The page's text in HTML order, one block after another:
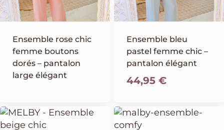
Ensemble rose chic
femme boutons
dorés – pantalon
large élégant
Ensemble bleu
pastel femme chic –
pantalon élégant
44,95 €